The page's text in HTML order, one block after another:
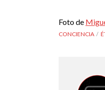
Foto de
CONCIENCIA